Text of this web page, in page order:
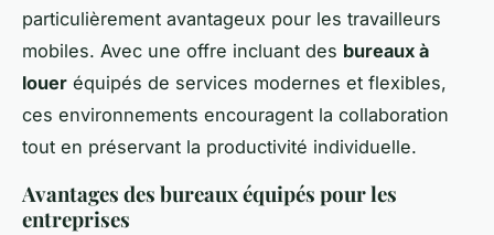
particulièrement avantageux pour les travailleurs
mobiles. Avec une offre incluant des bureaux à
louer équipés de services modernes et flexibles,
ces environnements encouragent la collaboration
tout en préservant la productivité individuelle.
Avantages des bureaux équipés pour les
entreprises